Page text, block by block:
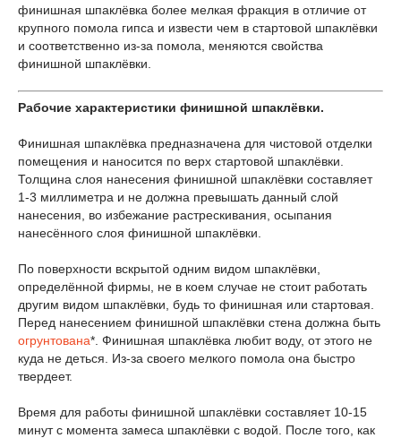
финишная шпаклёвка более мелкая фракция в отличие от
крупного помола гипса и извести чем в стартовой шпаклёвки
и соответственно из-за помола, меняются свойства
финишной шпаклёвки.
Рабочие характеристики финишной шпаклёвки.
Финишная шпаклёвка предназначена для чистовой отделки
помещения и наносится по верх стартовой шпаклёвки.
Толщина слоя нанесения финишной шпаклёвки составляет
1-3 миллиметра и не должна превышать данный слой
нанесения, во избежание растрескивания, осыпания
нанесённого слоя финишной шпаклёвки.
По поверхности вскрытой одним видом шпаклёвки,
определённой фирмы, не в коем случае не стоит работать
другим видом шпаклёвки, будь то финишная или стартовая.
Перед нанесением финишной шпаклёвки стена должна быть
огрунтована*. Финишная шпаклёвка любит воду, от этого не
куда не деться. Из-за своего мелкого помола она быстро
твердеет.
Время для работы финишной шпаклёвки составляет 10-15
минут с момента замеса шпаклёвки с водой. После того, как